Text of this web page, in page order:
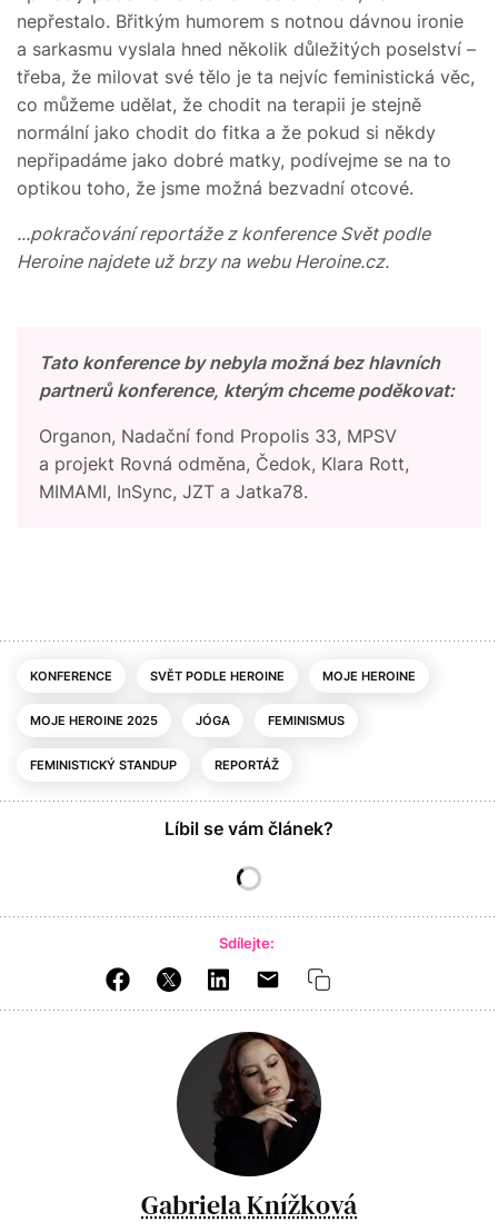
nepřestalo. Břitkým humorem s notnou dávnou ironie
a sarkasmu vyslala hned několik důležitých poselství –
třeba, že milovat své tělo je ta nejvíc feministická věc,
co můžeme udělat, že chodit na terapii je stejně
normální jako chodit do fitka a že pokud si někdy
nepřipadáme jako dobré matky, podívejme se na to
optikou toho, že jsme možná bezvadní otcové.
...pokračování reportáže z konference Svět podle
Heroine najdete už brzy na webu Heroine.cz.
Tato konference by nebyla možná bez hlavních
partnerů konference, kterým chceme poděkovat:
Organon, Nadační fond Propolis 33, MPSV
a projekt Rovná odměna, Čedok, Klara Rott,
MIMAMI, InSync, JZT a Jatka78.
KONFERENCE SVĚT PODLE HEROINE MOJE HEROINE
MOJE HEROINE 2025 JÓGA FEMINISMUS
FEMINISTICKÝ STANDUP REPORTÁŽ
Líbil se vám článek?
Sdílejte:
Gabriela Knížková